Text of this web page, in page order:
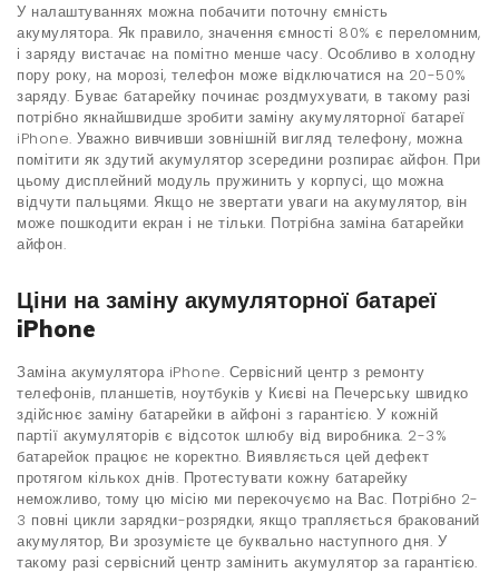
Xiaomi
Ремонт
Huawei
Дрони DJI
Приставки
Starlink
У налаштуваннях можна побачити поточну ємність
акумулятора. Як правило, значення ємності 80% є переломним,
і заряду вистачає на помітно менше часу. Особливо в холодну
пору року, на морозі, телефон може відключатися на 20-50%
заряду. Буває батарейку починає роздмухувати, в такому разі
потрібно якнайшвидше зробити заміну акумуляторної батареї
iPhone. Уважно вивчивши зовнішній вигляд телефону, можна
помітити як здутий акумулятор зсередини розпирає айфон. При
цьому дисплейний модуль пружинить у корпусі, що можна
відчути пальцями. Якщо не звертати уваги на акумулятор, він
може пошкодити екран і не тільки. Потрібна заміна батарейки
айфон.
Ціни на заміну акумуляторної батареї
iPhone
Заміна акумулятора iPhone. Сервісний центр з ремонту
телефонів, планшетів, ноутбуків у Києві на Печерську швидко
здійснює заміну батарейки в айфоні з гарантією. У кожній
партії акумуляторів є відсоток шлюбу від виробника. 2-3%
батарейок працює не коректно. Виявляється цей дефект
протягом кількох днів. Протестувати кожну батарейку
неможливо, тому цю місію ми перекочуємо на Вас. Потрібно 2-
3 повні цикли зарядки-розрядки, якщо трапляється бракований
акумулятор, Ви зрозумієте це буквально наступного дня. У
такому разі сервісний центр замінить акумулятор за гарантією.